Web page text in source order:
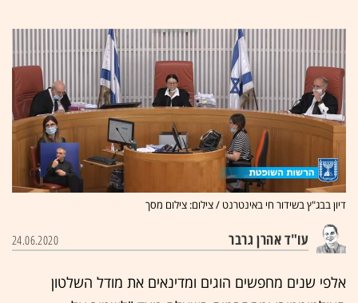
דיון בבג"ץ בשידור חי באינטרנט / צילום: צילום מסך
עו"ד אהרן גרבר 24.06.2020
אלפי שנים מחפשים הוגים ומדינאים את מודל השלטון